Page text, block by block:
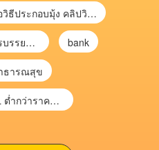
ฉันขอวิธีประกอบมุ้ง คลิปวิดีโอ การประกอบมุ้ง
เอกสารประกอบการบรรยาย การประเมินความเสี่ยงเพื่อวางแผนการตรวจสอบ \ bank
ธารณสุข
ซื้อทรัพย์ NPL ต่ำกว่าราคาตลาด 30-70% แบบไม่ต้องไปประมูล”